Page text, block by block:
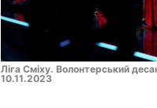
Ліга Сміху. Волонтерський
10.11.2023